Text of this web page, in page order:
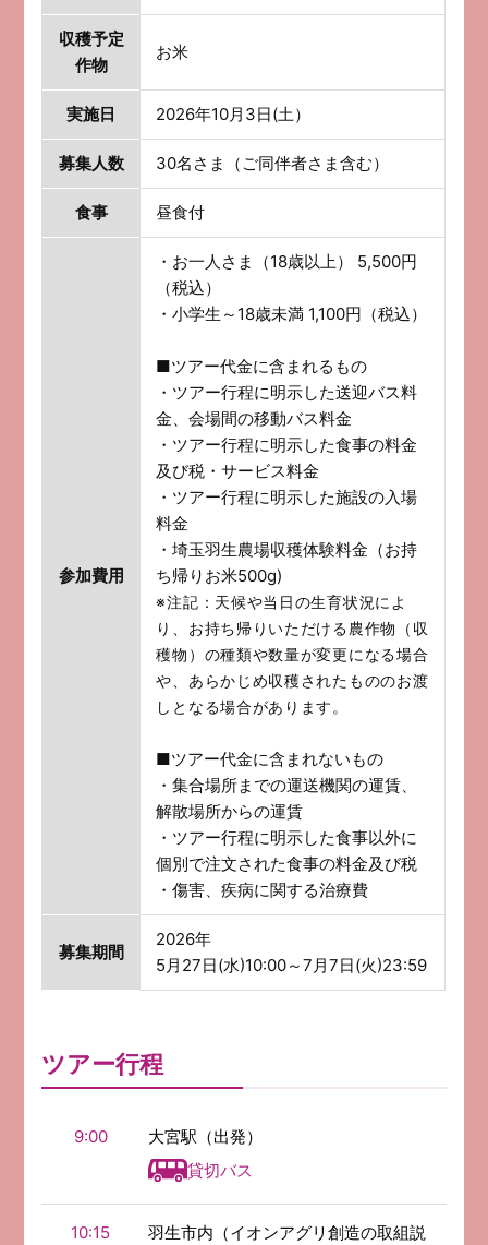
収穫予定
作物
お米
実施日 2026年10月3日(土）
募集人数 30名さま（ご同伴者さま含む）
食事 昼食付
参加費用
・お一人さま（18歳以上） 5,500円
（税込）
・小学生～18歳未満 1,100円（税込）
■ツアー代金に含まれるもの
・ツアー行程に明示した送迎バス料
金、会場間の移動バス料金
・ツアー行程に明示した食事の料金
及び税・サービス料金
・ツアー行程に明示した施設の入場
料金
・埼玉羽生農場収穫体験料金（お持
ち帰りお米500g)
※注記：天候や当日の生育状況によ
り、お持ち帰りいただける農作物（収
穫物）の種類や数量が変更になる場合
や、あらかじめ収穫されたもののお渡
しとなる場合があります。
■ツアー代金に含まれないもの
・集合場所までの運送機関の運賃、
解散場所からの運賃
・ツアー行程に明示した食事以外に
個別で注文された食事の料金及び税
・傷害、疾病に関する治療費
募集期間
2026年
5月27日(水)10:00～7月7日(火)23:59
ツアー行程
9:00
大宮駅（出発）
貸切バス
10:15
羽生市内（イオンアグリ創造の取組説